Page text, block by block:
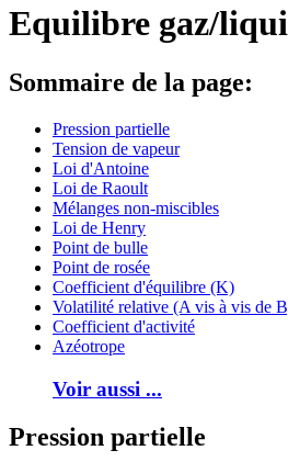
Equilibre gaz/
Sommaire de la page:
Pression partielle
Tension de vapeur
Loi d'Antoine
Loi de Raoult
Mélanges non-miscibles
Loi de Henry
Point de bulle
Point de rosée
Coefficient d'équilibre (K)
Volatilité relative (A vis à vis de
Coefficient d'activité
Azéotrope
Voir aussi ...
Pression partielle